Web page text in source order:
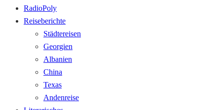
RadioPoly
Reiseberichte
Städtereisen
Georgien
Albanien
China
Texas
Andenreise